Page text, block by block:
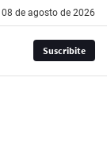
08 de agosto de 2026
Suscribite